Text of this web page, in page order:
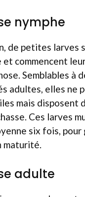
nymphe
de petites larves
et commencent
Semblables à
adultes, elles ne
mais disposent
Ces larves
six fois, pour
adulte